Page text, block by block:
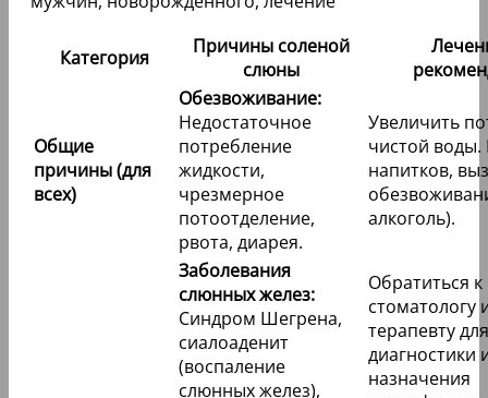
Категория
Причины соленой
слюны
Общие
причины (для
всех)
Обезвоживание:
Недостаточное
потребление
жидкости,
чрезмерное
потоотделение,
рвота, диарея.
Увеличить
чистой воды.
напитков,
алкоголь).
Заболевания
слюнных желез:
Синдром Шегрена,
сиалоаденит
(воспаление
слюнных желез),
Обратиться к
стоматологу
терапевту для
диагностики
назначения